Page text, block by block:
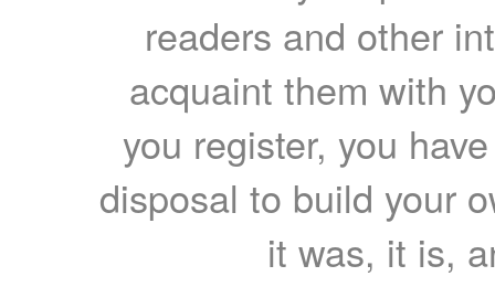
readers and other
acquaint them with
you register, you
disposal to build your
it was, it is,